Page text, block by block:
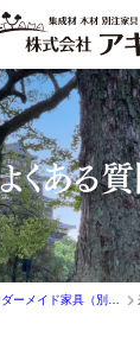
よくある
オーダーメイド家具（別注家具）